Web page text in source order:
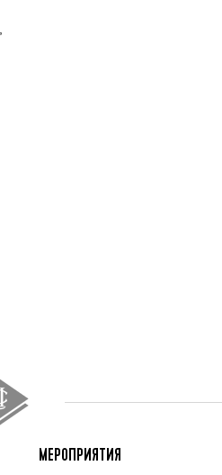
МЕРОПРИЯТИЯ